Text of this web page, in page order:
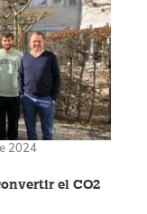
el CO2
2024